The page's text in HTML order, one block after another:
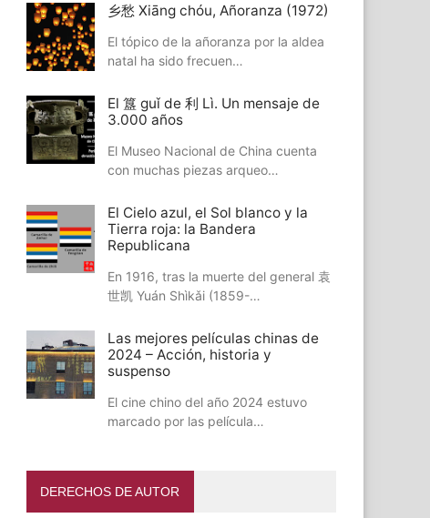
乡愁 Xiāng chóu, Añoranza (1972)
El tópico de la añoranza por la aldea
natal ha sido frecuen…
El 簋 guǐ de 利 Lì. Un mensaje de
3.000 años
El Museo Nacional de China cuenta
con muchas piezas arqueo…
El Cielo azul, el Sol blanco y la
Tierra roja: la Bandera
Republicana
En 1916, tras la muerte del general 袁
世凯 Yuán Shìkǎi (1859-…
Las mejores películas chinas de
2024 – Acción, historia y
suspenso
El cine chino del año 2024 estuvo
marcado por las película…
DERECHOS DE AUTOR